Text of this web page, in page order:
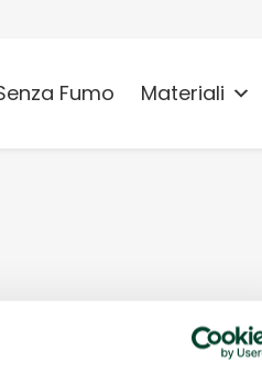
Fumo Materiali